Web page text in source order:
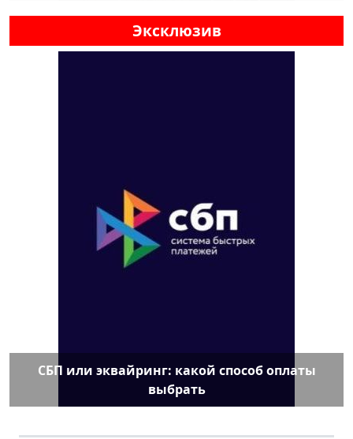
Эксклюзив
СБП или эквайринг: какой способ оплаты
выбрать